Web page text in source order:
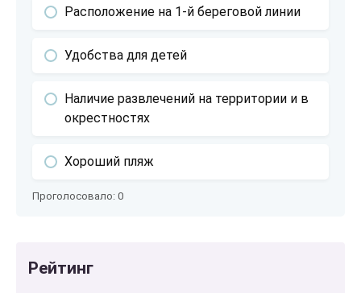
Расположение на 1-й береговой линии
Удобства для детей
Наличие развлечений на территории и в
окрестностях
Хороший пляж
Проголосовало: 0
Рейтинг